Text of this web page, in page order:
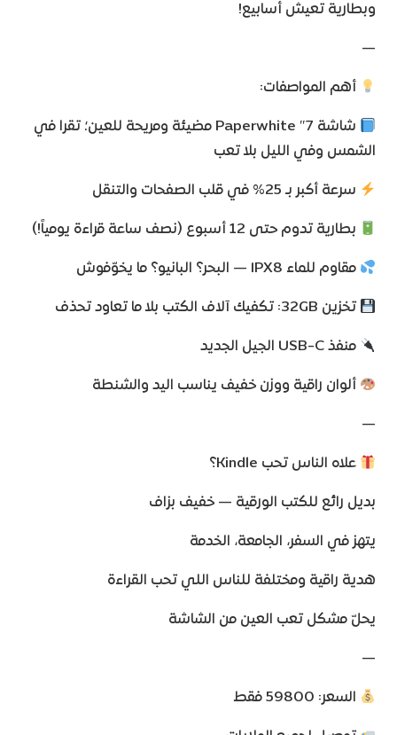
وبطارية تعيش أسابيع!
—
أهم المواصفات:
شاشة 7″ Paperwhite مضيئة ومريحة للعين؛ تقرا في
الشمس وفي الليل بلا تعب
سرعة أكبر بـ 25% في قلب الصفحات والتنقل
بطارية تدوم حتى 12 أسبوع (نصف ساعة قراءة يومياً!)
مقاوم للماء IPX8 — البحر؟ البانيو؟ ما يخوّفوش
تخزين 32GB: تكفيك آلاف الكتب بلا ما تعاود تحذف
منفذ USB-C الجيل الجديد
ألوان راقية ووزن خفيف يناسب اليد والشنطة
—
علاه الناس تحب Kindle؟
بديل رائع للكتب الورقية — خفيف بزاف
يتهز في السفر، الجامعة، الخدمة
هدية راقية ومختلفة للناس اللي تحب القراءة
يحلّ مشكل تعب العين من الشاشة
—
السعر: 59800 فقط